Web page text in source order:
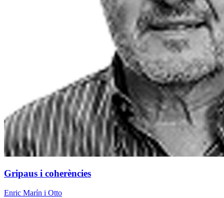
Gripaus i coherències
Enric Marín i Otto